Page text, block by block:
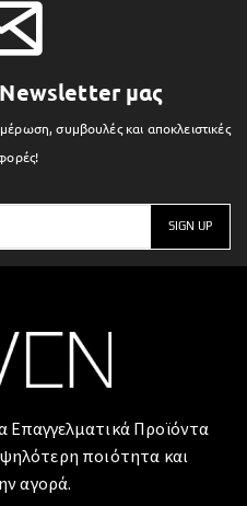
μας
συμβουλές και αποκλειστικές
Επαγγελματικά Προϊόντα
ποιότητα και
αγορά.